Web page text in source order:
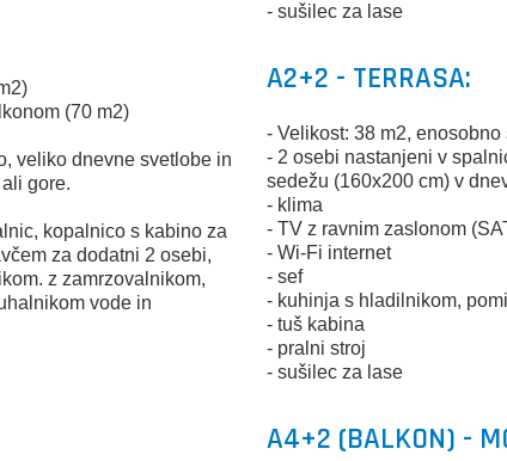
(70 m2)
veliko dnevne svetlobe in
gore.
kopalnico s kabino za
za dodatni 2 osebi,
z zamrzovalnikom,
vode in
- sušilec za lase
A2+2 - TERRASA:
- Velikost: 38 m2,
- 2 osebi nastanjeni v
sedežu (160x200 cm) v
- klima
- TV z ravnim zaslonom
- Wi-Fi internet
- sef
- kuhinja s hladilnikom,
- tuš kabina
- pralni stroj
- sušilec za lase
A4+2 (BALKON) -